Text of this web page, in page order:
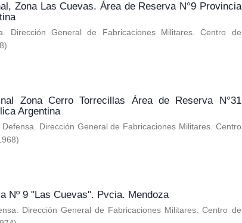
Zona Las Cuevas. Área de Reserva N°9 Provincia
Dirección General de Fabricaciones Militares. Centro de
)
Zona Cerro Torrecillas Área de Reserva N°31
Argentina
Dirección General de Fabricaciones Militares. Centro
)
Nº 9 "Las Cuevas". Pvcia. Mendoza
Dirección General de Fabricaciones Militares. Centro de